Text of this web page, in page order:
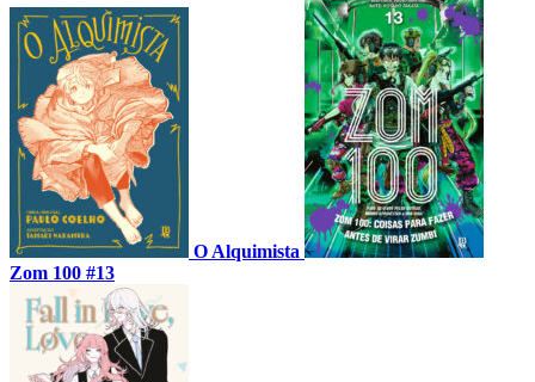
O Alquimista
Zom 100 #13